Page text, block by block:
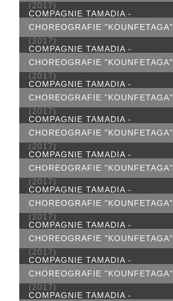
(2017)
COMPAGNIE TAMADIA -
CHOREOGRAFIE "KOUNFETAGA"
(2017)
COMPAGNIE TAMADIA -
CHOREOGRAFIE "KOUNFETAGA"
(2017)
COMPAGNIE TAMADIA -
CHOREOGRAFIE "KOUNFETAGA"
(2017)
COMPAGNIE TAMADIA -
CHOREOGRAFIE "KOUNFETAGA"
(2017)
COMPAGNIE TAMADIA -
CHOREOGRAFIE "KOUNFETAGA"
(2017)
COMPAGNIE TAMADIA -
CHOREOGRAFIE "KOUNFETAGA"
(2017)
COMPAGNIE TAMADIA -
CHOREOGRAFIE "KOUNFETAGA"
(2017)
COMPAGNIE TAMADIA -
CHOREOGRAFIE "KOUNFETAGA"
(2017)
COMPAGNIE TAMADIA -